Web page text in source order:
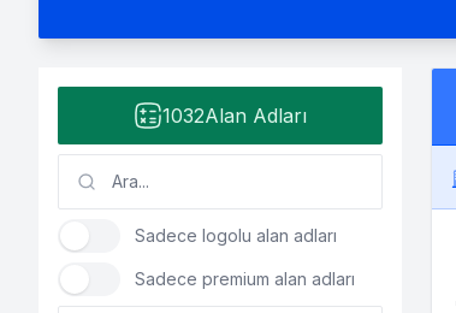
1032Alan Adları
Sadece logolu alan adları
Sadece premium alan adları